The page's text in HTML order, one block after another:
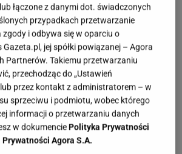
zachowując równowagę
a estetyką.
– prostota, funkcjonalność i
japońskiego minimalizmu i
przytulności.W kuchni oznacza to
materiały i stonowaną paletę
łączone z danymi dot. świadczonych
przypadkach przetwarzanie
i odbywa się w oparciu o
jej spółki powiązanej – Agora
Partnerów. Takiemu przetwarzaniu
przechodząc do „Ustawień
przez kontakt z administratorem – w
sprzeciwu i podmiotu, wobec którego
informacji o przetwarzaniu danych
w dokumencie Polityka Prywatności
Agora S.A.